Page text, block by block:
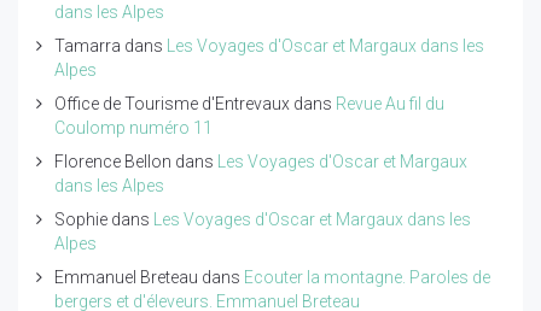
dans les Alpes
Tamarra dans
Les Voyages d'Oscar et Margaux dans les
Alpes
Office de Tourisme d'Entrevaux dans Revue Au fil du
Coulomp numéro 11
Florence Bellon dans
Les Voyages d'Oscar et Margaux
dans les Alpes
Sophie dans
Les Voyages d'Oscar et Margaux dans les
Alpes
Emmanuel Breteau dans Ecouter la montagne. Paroles de
bergers et d'éleveurs. Emmanuel Breteau